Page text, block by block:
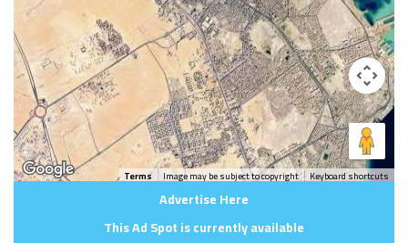
Keyboard shortcuts
Image may be subject to copyright
Terms
Advertise Here
This Ad Spot is currently available